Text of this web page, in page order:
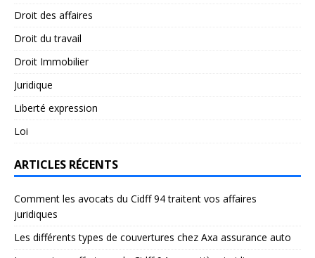
Droit des affaires
Droit du travail
Droit Immobilier
Juridique
Liberté expression
Loi
ARTICLES RÉCENTS
Comment les avocats du Cidff 94 traitent vos affaires
juridiques
Les différents types de couvertures chez Axa assurance auto